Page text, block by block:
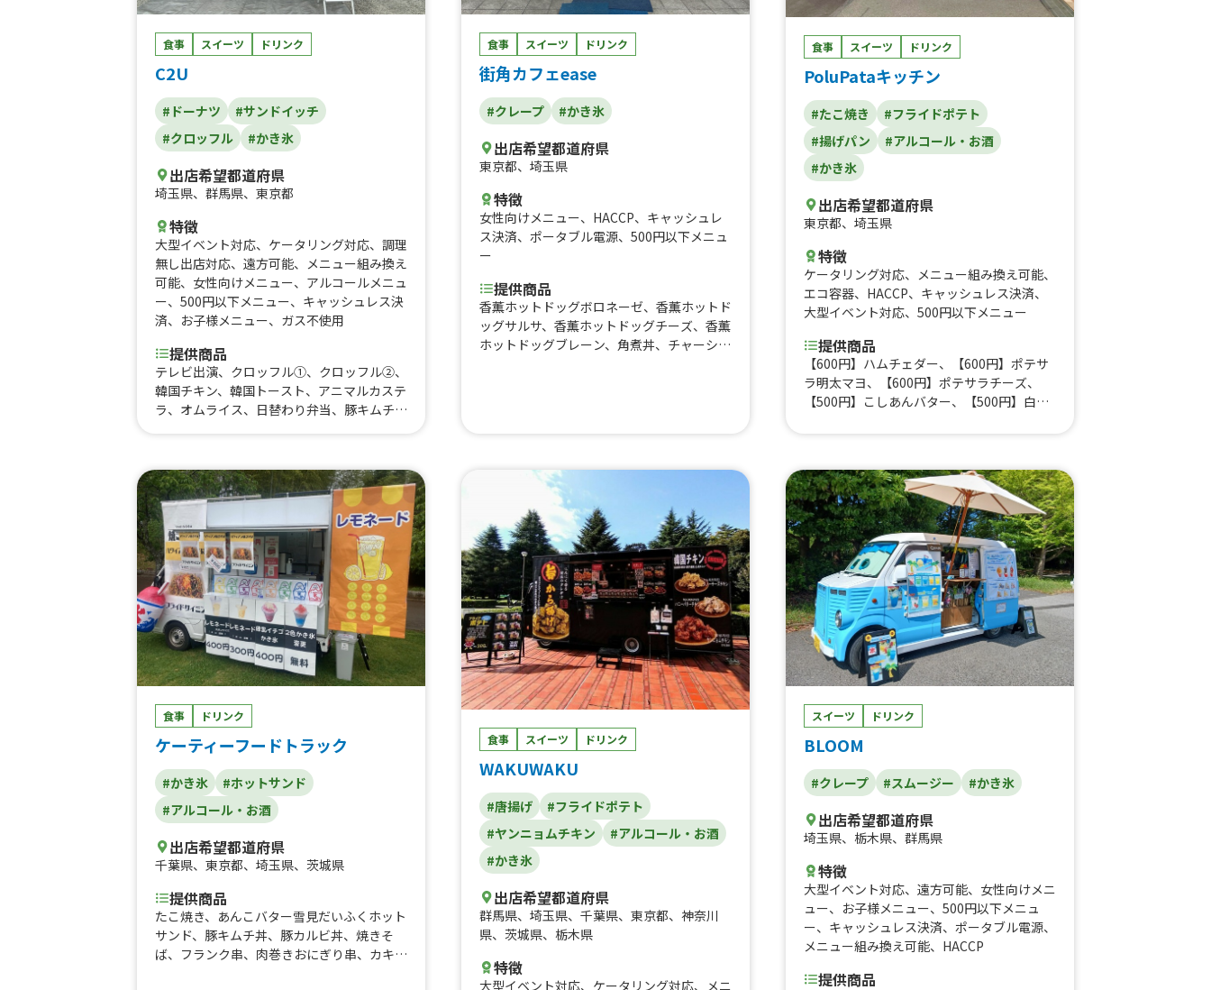
食事 スイーツ ドリンク
C2U
#ドーナツ
#サンドイッチ
#クロッフル
#かき氷
出店希望都道府県
埼玉県、 群馬県、 東京都
特徴
大型イベント対応、 ケータリング対応、 調理
無し出店対応、 遠方可能、 メニュー組み換え
可能、 女性向けメニュー、 アルコールメニュ
ー、 500円以下メニュー、 キャッシュレス決
済、 お子様メニュー、 ガス不使用
提供商品
テレビ出演、クロッフル①、クロッフル②、
韓国チキン、韓国トースト、アニマルカステ
ラ、オムライス、日替わり弁当、豚キムチ
食事 スイーツ ドリンク
街角カフェease
#クレープ #かき氷
出店希望都道府県
東京都、 埼玉県
特徴
女性向けメニュー、 HACCP、 キャッシュレ
ス決済、 ポータブル電源、 500円以下メニュ
ー
提供商品
香薫ホットドッグボロネーゼ、香薫ホットド
ッグサルサ、香薫ホットドッグチーズ、香薫
ホットドッグブレーン、角煮丼、チャーシュ
パフェ、マンゴーパフェ、みかんパフェ、白
玉抹茶あずきパフェ、わらび餅黒蜜あずきパ
フェ、チョコバナナオレオパフェ、チョコバ
ナナブラウニーパフェ、チョコバナナオレ
オ、ごろっとブルーベリー、ごろっといち
ご、フレッシュいちごバナナ、チョコバナナ
ブラウニー、フレッシュいちごブラウニー、
フレッシュいちごオレオ、コーヒーフロー
ト、フロート、スカッシュ、プレミアムカキ
氷、カキ氷、クリームブリュレ、ダブルいち
ごバナナ、サラダクレープハムツナチーズ、
サラダクレープチキン、シュガーバター、白
玉黒蜜きな粉、白玉抹茶あずき、ホイップク
レープ、バナナクレープ
食事 スイーツ ドリンク
PoluPataキッチン
#たこ焼き
#フライドポテト
#揚げパン
#アルコール・お酒
#かき氷
出店希望都道府県
東京都、 埼玉県
特徴
ケータリング対応、 メニュー組み換え可能、
エコ容器、 HACCP、 キャッシュレス決済、
大型イベント対応、 500円以下メニュー
提供商品
【600円】ハムチェダー、【600円】ポテサ
ラ明太マヨ、【600円】ポテサラチーズ、
【500円】こしあんバター、【500円】白玉
円】チーズたこ焼き、【700円】明太マヨた
こ焼き、【800円】明太マヨチーズたこ焼
き、【800円】ダブルチーズたこ焼き、【80
0円】ポルパタパック（ソースマヨ）、【80
0円】ポルパタパック（岩塩）、【900円】
ポルパタパック（明太マヨ）、【900円】ポ
ルパタパック（チーズ）、【900円】ポルパ
タパック（ソースマヨ）、【900円】ポルパ
タパック（岩塩）、【1,000円】ポルパタパ
ック（明太マヨ）、【1,000円】ポルパタパ
ック（チーズ）、【400円】岩塩ポテト、
【400円】ソースポテト、【500円】明太マ
ヨポテト、【500円】チーズポテト、【500
円】シャカシャカポテト、【200円】揚げた
い焼き、【100円】ペットボトル（水）、
ク）、【150円】ペットボトルドリンク、
【650-750円】今月のたこ焼き、【イベント
専用】揚げたい焼き、【300円】かき氷、
【350円】かき氷、【イベント専用】かき氷
モネード、【500円】チューハイ、【600
円】ハイボール、【600円】生ビール
（缶）、【300円】揚げたい焼き、【500
円】かき氷、【500円】レモネード、【300
円】ソフトドリンク
食事 ドリンク
ケーティーフードトラック
#かき氷
#ホットサンド
#アルコール・お酒
出店希望都道府県
千葉県、 東京都、 埼玉県、 茨城県
提供商品
たこ焼き、あんこバター雪見だいふくホット
サンド、豚キムチ丼、豚カルビ丼、焼きそ
ば、フランク串、肉巻きおにぎり串、カキ
食事 スイーツ ドリンク
WAKUWAKU
#唐揚げ
#フライドポテト
#ヤンニョムチキン
#アルコール・お酒
#かき氷
出店希望都道府県
群馬県、 埼玉県、 千葉県、 東京都、 神奈川
県、 茨城県、 栃木県
特徴
大型イベント対応、 ケータリング対応、 メニ
スイーツ ドリンク
BLOOM
#クレープ #スムージー #かき氷
出店希望都道府県
埼玉県、 栃木県、 群馬県
特徴
大型イベント対応、 遠方可能、 女性向けメニ
ュー、 お子様メニュー、 500円以下メニュ
ー、 キャッシュレス決済、 ポータブル電源、
メニュー組み換え可能、 HACCP
提供商品